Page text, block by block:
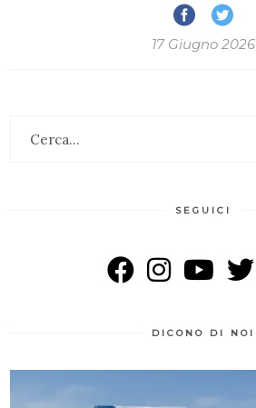
17 Giugno 2026
SEGUICI
DICONO DI NOI